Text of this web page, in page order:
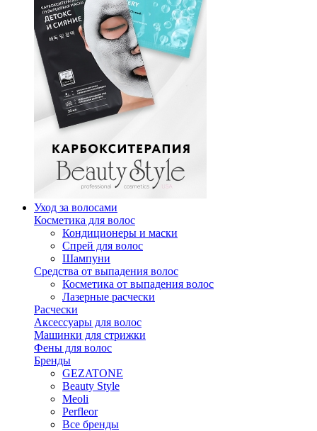
Уход за волосами
Косметика для волос
Кондиционеры и маски
Спрей для волос
Шампуни
Средства от выпадения волос
Косметика от выпадения волос
Лазерные расчески
Расчески
Аксессуары для волос
Машинки для стрижки
Фены для волос
Бренды
GEZATONE
Beauty Style
Meoli
Perfleor
Все бренды